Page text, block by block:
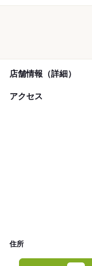
店舗情報（詳細）
アクセス
住所